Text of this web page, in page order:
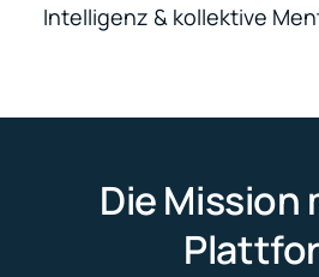
Intelligenz & kollektive
Die Mission